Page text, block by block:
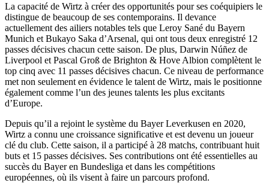
La capacité de Wirtz à créer des opportunités pour ses coéquipiers le
distingue de beaucoup de ses contemporains. Il devance
actuellement des ailiers notables tels que Leroy Sané du Bayern
Munich et Bukayo Saka d’Arsenal, qui ont tous deux enregistré 12
passes décisives chacun cette saison. De plus, Darwin Núñez de
Liverpool et Pascal Groß de Brighton & Hove Albion complètent le
top cinq avec 11 passes décisives chacun. Ce niveau de performance
met non seulement en évidence le talent de Wirtz, mais le positionne
également comme l’un des jeunes talents les plus excitants
d’Europe.
Depuis qu’il a rejoint le système du Bayer Leverkusen en 2020,
Wirtz a connu une croissance significative et est devenu un joueur
clé du club. Cette saison, il a participé à 28 matchs, contribuant huit
buts et 15 passes décisives. Ses contributions ont été essentielles au
succès du Bayer en Bundesliga et dans les compétitions
européennes, où ils visent à faire un parcours profond.